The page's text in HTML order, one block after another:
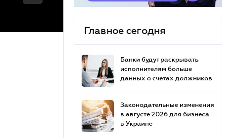
Главное сегодня
Банки будут раскрывать
исполнителям больше
данных о счетах должников
Законодательные изменения
в августе 2026 для бизнеса
в Украине